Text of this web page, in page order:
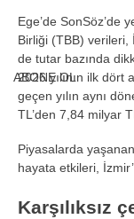
ABONE OL
Ege’de
Birliği (TBB) verileri,
de tutar bazında
2026 yılının ilk dört
geçen yılın aynı
TL’den 7,84 milyar
Piyasalarda yaşanan
hayata etkileri,
Karşılıksız